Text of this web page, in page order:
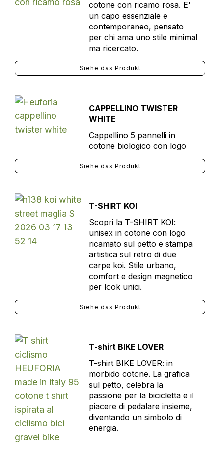
cotone con ricamo rosa. E'
un capo essenziale e
contemporaneo, pensato
per chi ama uno stile minimal
ma ricercato.
Siehe das Produkt
CAPPELLINO TWISTER
WHITE
Cappellino 5 pannelli in
cotone biologico con logo
Siehe das Produkt
T-SHIRT KOI
Scopri la T-SHIRT KOI:
unisex in cotone con logo
ricamato sul petto e stampa
artistica sul retro di due
carpe koi. Stile urbano,
comfort e design magnetico
per look unici.
Siehe das Produkt
T-shirt BIKE LOVER
T-shirt BIKE LOVER: in
morbido cotone. La grafica
sul petto, celebra la
passione per la bicicletta e il
piacere di pedalare insieme,
diventando un simbolo di
energia.